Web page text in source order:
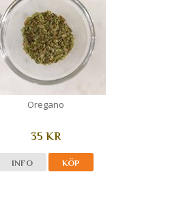
Oregano
35 KR
INFO KÖP